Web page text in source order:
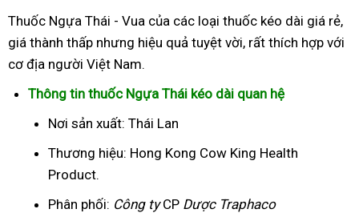
Thuốc Ngựa Thái - Vua của các loại thuốc kéo dài giá rẻ,
giá thành thấp nhưng hiệu quả tuyệt vời, rất thích hợp với
cơ địa người Việt Nam.
Thông tin thuốc Ngựa Thái kéo dài quan hệ
Nơi sản xuất: Thái Lan
Thương hiệu: Hong Kong Cow King Health
Product.
Phân phối: Công tyCP Dược Traphaco